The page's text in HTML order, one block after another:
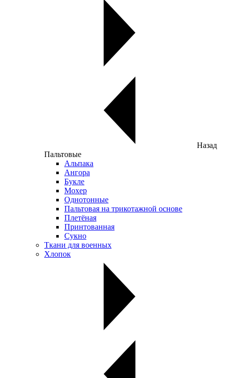
Назад
Пальтовые
Альпака
Ангора
Букле
Мохер
Однотонные
Пальтовая на трикотажной основе
Плетёная
Принтованная
Сукно
Ткани для военных
Хлопок